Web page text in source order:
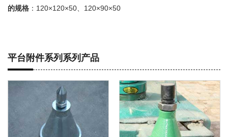
的规格 ：120×120×50、120×90×50
平台附件系列系列产品